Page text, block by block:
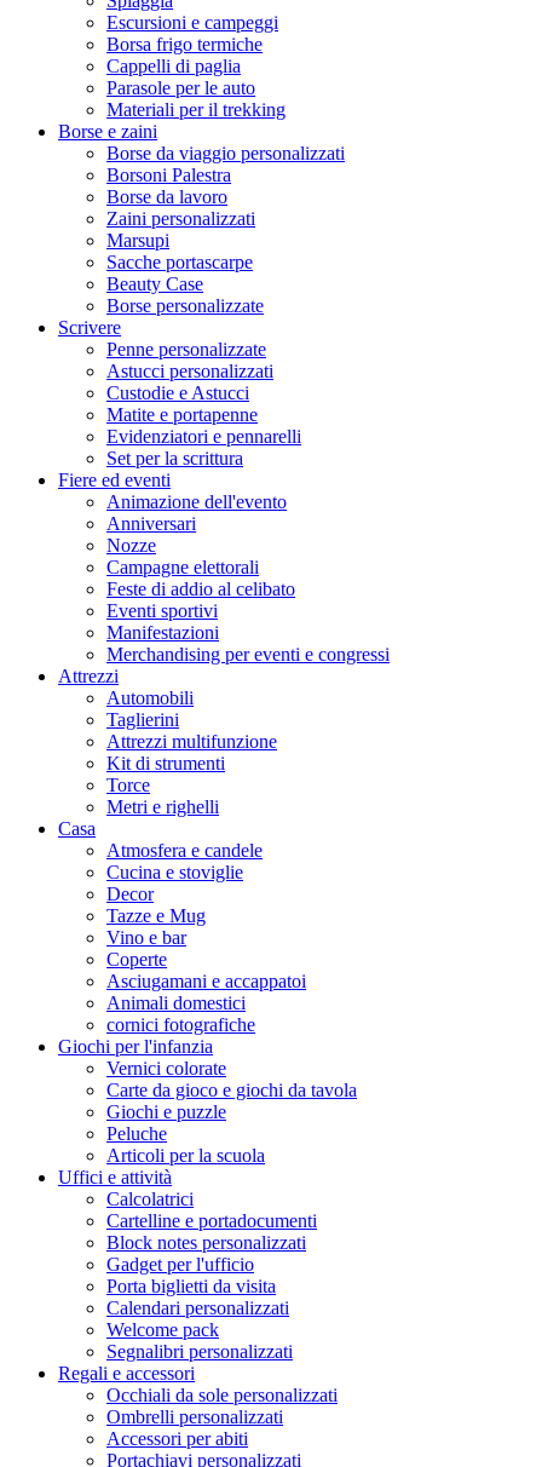
Escursioni e campeggi
Borsa frigo termiche
Cappelli di paglia
Parasole per le auto
Materiali per il trekking
Borse e zaini
Borse da viaggio personalizzati
Borsoni Palestra
Borse da lavoro
Zaini personalizzati
Marsupi
Sacche portascarpe
Beauty Case
Borse personalizzate
Scrivere
Penne personalizzate
Astucci personalizzati
Custodie e Astucci
Matite e portapenne
Evidenziatori e pennarelli
Set per la scrittura
Fiere ed eventi
Animazione dell'evento
Anniversari
Nozze
Campagne elettorali
Feste di addio al celibato
Eventi sportivi
Manifestazioni
Merchandising per eventi e congressi
Attrezzi
Automobili
Taglierini
Attrezzi multifunzione
Kit di strumenti
Torce
Metri e righelli
Casa
Atmosfera e candele
Cucina e stoviglie
Decor
Tazze e Mug
Vino e bar
Coperte
Asciugamani e accappatoi
Animali domestici
cornici fotografiche
Giochi per l'infanzia
Vernici colorate
Carte da gioco e giochi da tavola
Giochi e puzzle
Peluche
Articoli per la scuola
Uffici e attività
Calcolatrici
Cartelline e portadocumenti
Block notes personalizzati
Gadget per l'ufficio
Porta biglietti da visita
Calendari personalizzati
Welcome pack
Segnalibri personalizzati
Regali e accessori
Occhiali da sole personalizzati
Ombrelli personalizzati
Accessori per abiti
Portachiavi personalizzati